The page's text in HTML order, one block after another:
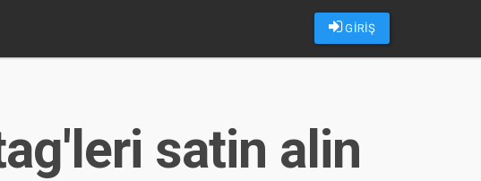
GİRİŞ
satin alin